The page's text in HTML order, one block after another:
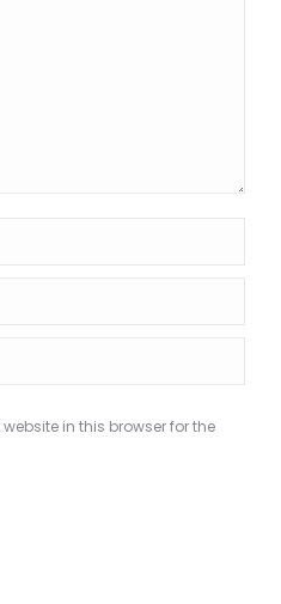
in this browser for the